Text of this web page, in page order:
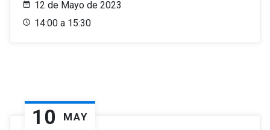
12 de Mayo de 2023
14:00 a 15:30
10 MAY